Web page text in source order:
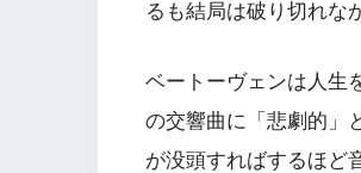
るも結局は破り切れな
ベートーヴェンは人生
の交響曲に「悲劇的」
が没頭すればするほど